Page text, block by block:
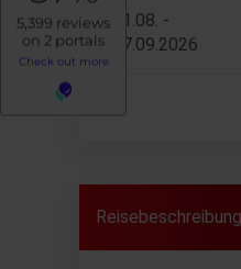
31.08. -
07.09.2026
Reisebeschreibung